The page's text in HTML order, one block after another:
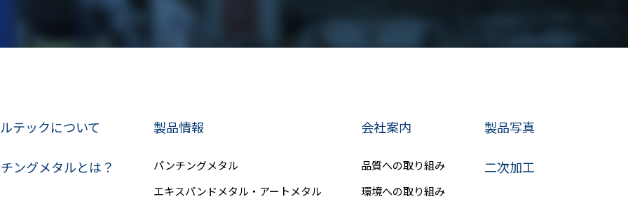
テックについて
ングメタルとは？
製品情報
パンチングメタル
エキスパンドメタル・アートメタル
会社案内
品質への取り組み
環境への取り組み
製品写真
二次加工